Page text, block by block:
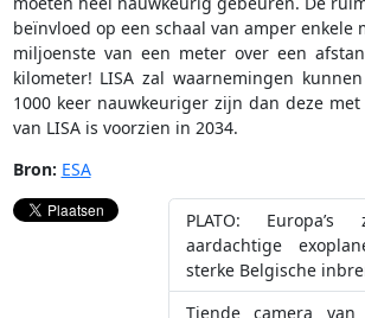
beïnvloed op een schaal van amper enkele
miljoenste van een meter over een
kilometer! LISA zal waarnemingen
1000 keer nauwkeuriger zijn dan deze met
van LISA is voorzien in 2034.
Bron: ESA
PLATO: Europa’s
aardachtige
sterke Belgische
Tiende camera